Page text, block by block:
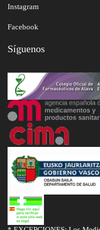
Instagram
Facebook
Síguenos